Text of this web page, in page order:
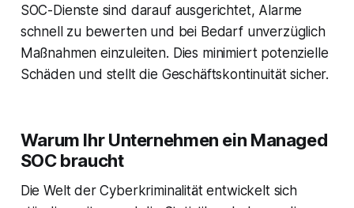
SOC-Dienste sind darauf ausgerichtet, Alarme
schnell zu bewerten und bei Bedarf unverzüglich
Maßnahmen einzuleiten. Dies minimiert potenzielle
Schäden und stellt die Geschäftskontinuität sicher.
Warum Ihr Unternehmen ein Managed
SOC braucht
Die Welt der Cyberkriminalität entwickelt sich